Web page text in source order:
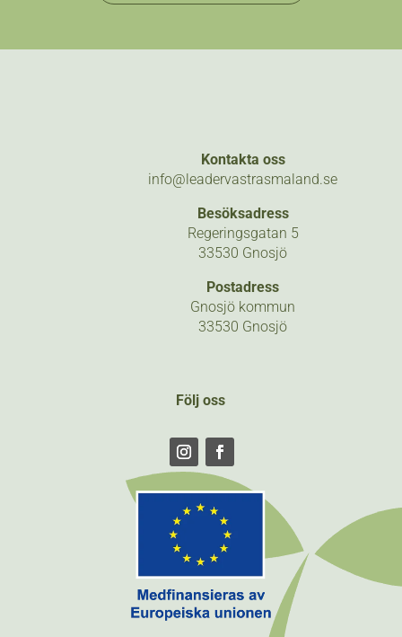
Kontakta oss
info@leadervastrasmaland.se
Besöksadress
Regeringsgatan 5
33530 Gnosjö
Postadress
Gnosjö kommun
33530 Gnosjö
Följ oss
Följ Följ